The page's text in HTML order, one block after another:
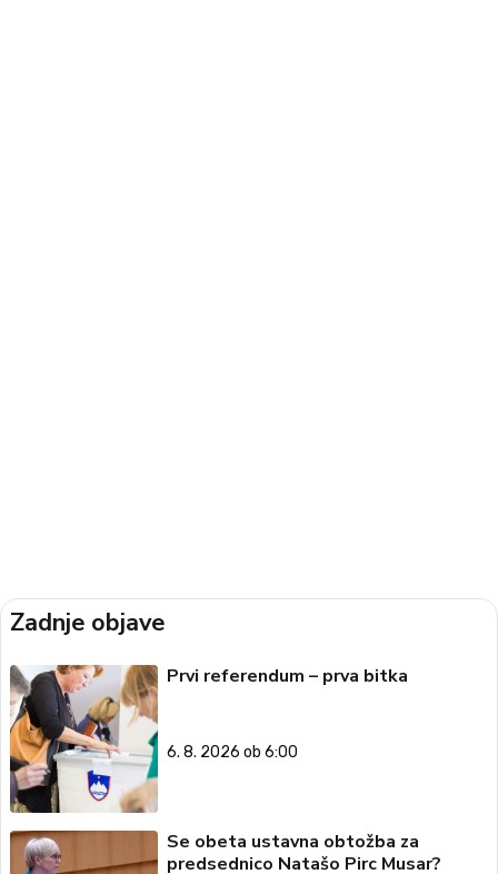
Zadnje objave
Prvi referendum – prva bitka
6. 8. 2026 ob 6:00
Se obeta ustavna obtožba za
predsednico Natašo Pirc Musar?